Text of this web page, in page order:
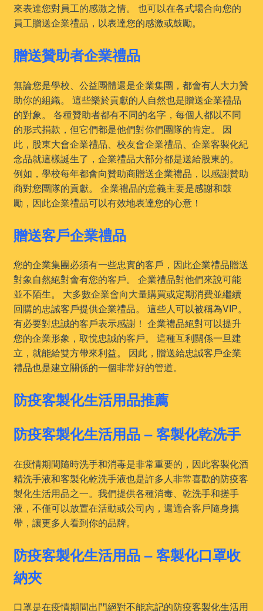
來表達您對員工的感激之情。 也可以在各式場合向您的
員工贈送企業禮品，以表達您的感激或鼓勵。
贈送贊助者企業禮品
無論您是學校、公益團體還是企業集團，都會有人大力贊
助你的組織。 這些樂於貢獻的人自然也是贈送企業禮品
的對象。 各種贊助者都有不同的名字，每個人都以不同
的形式捐款，但它們都是他們對你們團隊的肯定。 因
此，股東大會企業禮品、校友會企業禮品、企業客製化紀
念品就這樣誕生了，企業禮品大部分都是送給股東的。
例如，學校每年都會向贊助商贈送企業禮品，以感謝贊助
商對您團隊的貢獻。 企業禮品的意義主要是感謝和鼓
勵，因此企業禮品可以有效地表達您的心意！
贈送客戶企業禮品
您的企業集團必須有一些忠實的客戶，因此企業禮品贈送
對象自然絕對會有您的客戶。 企業禮品對他們來說可能
並不陌生。 大多數企業會向大量購買或定期消費並繼續
回購的忠誠客戶提供企業禮品。 這些人可以被稱為VIP。
有必要對忠誠的客戶表示感謝！ 企業禮品絕對可以提升
您的企業形象，取悅忠誠的客戶。 這種互利關係一旦建
立，就能給雙方帶來利益。 因此，贈送給忠誠客戶企業
禮品也是建立關係的一個非常好的管道。
防疫客製化生活用品推薦
防疫客製化生活用品 – 客製化乾洗手
在疫情期間隨時洗手和消毒是非常重要的，因此客製化酒
精洗手液和客製化乾洗手液也是許多人非常喜歡的防疫客
製化生活用品之一。我們提供各種消毒、乾洗手和搓手
液，不僅可以放置在活動或公司內，還適合客戶隨身攜
帶，讓更多人看到你的品牌。
防疫客製化生活用品 – 客製化口罩收
納夾
口罩是在疫情期間出門絕對不能忘記的防疫客製化生活用